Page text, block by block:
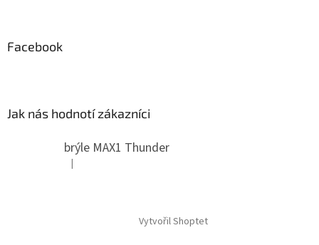
Facebook
Jak nás hodnotí zákazníci
brýle MAX1 Thunder
Hodnocení produktu je 5 z 5 hvězdiček.
|
Vytvořil Shoptet